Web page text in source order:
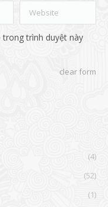
Website
trình duyệt này
clear form
(4)
(52)
(1)